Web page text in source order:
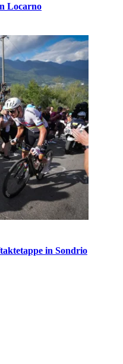
Locarno
in Sondrio